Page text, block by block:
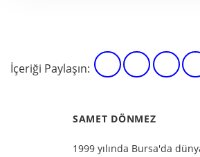
İçeriği Paylaşın:
SAMET DÖNMEZ
1999 yılında Bursa'da